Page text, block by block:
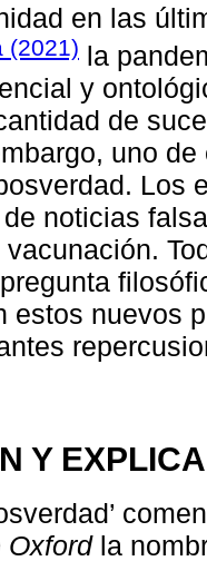
en las
(2021) la
y
de
uno
Los
noticias
estos nuevos
Y
Oxfordla